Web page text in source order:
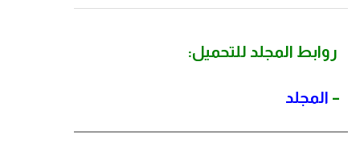
روابط المجلد للتحميل:
– المجلد